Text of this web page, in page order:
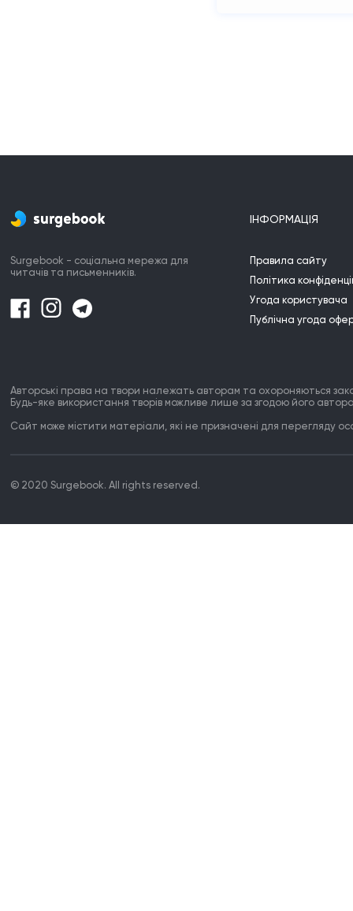
Surgebook - соціальна мережа для
читачів та письменників.
ІНФОРМАЦІЯ
Правила сайту
Політика
Угода користувача
Публічна угода
Авторські права на твори належать авторам та охороняються
Будь-яке використання творів можливе лише за згодою його
Сайт може містити матеріали, які не призначені для перегляду
© 2020 Surgebook. All rights reserved.